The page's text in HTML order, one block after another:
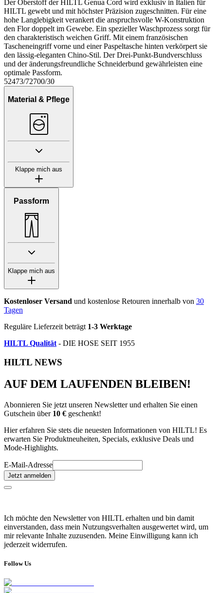
Der Oberstoff der HILTL Genua Cord wird exklusiv in Italien für
HILTL gewebt und mit höchster Präzision zugeschnitten. Für eine
hohe Langlebigkeit verankert die anspruchsvolle W-Konstruktion
den Flor doppelt im Gewebe. Ein spezieller Waschprozess sorgt für
den charakteristisch weichen Griff. Mit einem französischen
Tascheneingriff vorne und einer Paspeltasche hinten verkörpert sie
den lässig-eleganten Chino-Stil. Der Drei-Punkt-Bundverschluss
und der änderungsfreundliche Schneiderbund gewährleisten eine
optimale Passform.
52473/72700/30
Material & Pflege
Klappe mich aus
Passform
Klappe mich aus
Kostenloser Versand und kostenlose Retouren innerhalb von 30
Tagen
Reguläre Lieferzeit beträgt 1-3 Werktage
HILTL Qualität - DIE HOSE SEIT 1955
HILTL NEWS
AUF DEM LAUFENDEN BLEIBEN!
Abonnieren Sie jetzt unseren Newsletter und erhalten Sie einen
Gutschein über 10 € geschenkt!
Hier erfahren Sie stets die neuesten Informationen von HILTL! Es
erwarten Sie Produktneuheiten, Specials, exklusive Deals und
Mode-Highlights.
E-Mail-Adresse
Jetzt anmelden
Ich möchte den Newsletter von HILTL erhalten und bin damit
einverstanden, dass mein Nutzungsverhalten ausgewertet wird, um
mir relevante Inhalte zuzusenden. Meine Einwilligung kann ich
jederzeit widerrufen.
Follow Us